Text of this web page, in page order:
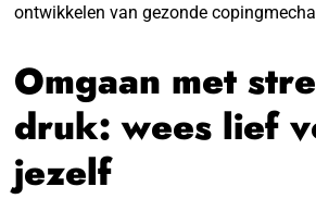
ontwikkelen van gezonde
Omgaan met
druk: wees lief
jezelf